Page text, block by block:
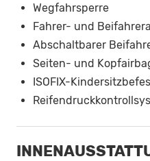
Wegfahrsperre
Fahrer- und
Abschaltbarer
Seiten- und
ISOFIX-